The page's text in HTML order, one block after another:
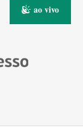
ao vivo